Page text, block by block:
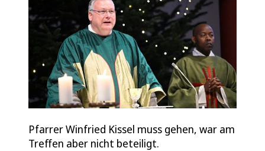
Pfarrer Winfried Kissel muss gehen, war am
Treffen aber nicht beteiligt.